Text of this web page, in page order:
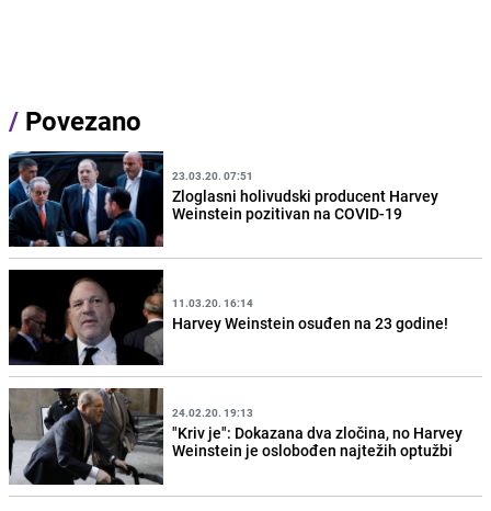
/ Povezano
23.03.20. 07:51
Zloglasni holivudski producent Harvey
Weinstein pozitivan na COVID-19
11.03.20. 16:14
Harvey Weinstein osuđen na 23 godine!
24.02.20. 19:13
"Kriv je": Dokazana dva zločina, no Harvey
Weinstein je oslobođen najtežih optužbi